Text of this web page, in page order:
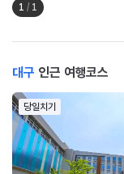
1 / 1
대구 인근 여행코스
당일치기